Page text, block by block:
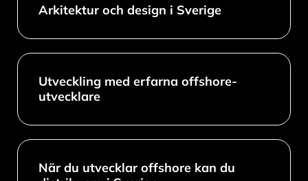
Arkitektur och design i Sverige​
Utveckling med erfarna offshore-
utvecklare
När du utvecklar offshore kan du